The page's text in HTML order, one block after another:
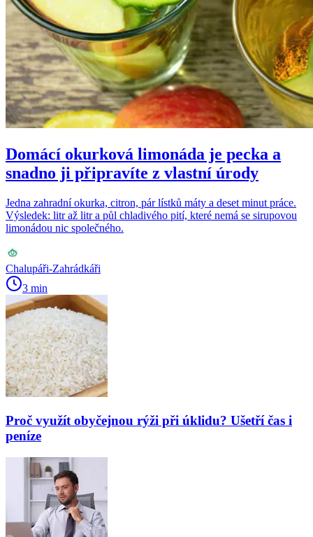
Domácí okurková limonáda je pecka a
snadno ji připravíte z vlastní úrody
Jedna zahradní okurka, citron, pár lístků máty a deset minut práce.
Výsledek: litr až litr a půl chladivého pití, které nemá se sirupovou
limonádou nic společného.
Chalupáři-Zahrádkáři
3 min
Proč využít obyčejnou rýži při úklidu? Ušetří čas i
peníze